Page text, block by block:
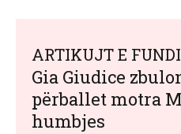
ARTIKUJT E
Gia Giudice
përballet motra
humbjes